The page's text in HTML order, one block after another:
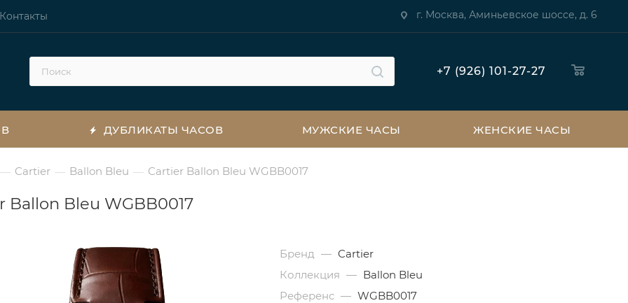
Контакты г. Москва, Аминьевское шоссе, д. 6
+7 (926) 101-27-27
ДУБЛИКАТЫ ЧАСОВ МУЖСКИЕ ЧАСЫ ЖЕНСКИЕ ЧАСЫ
— Cartier — Ballon Bleu — Cartier Ballon Bleu WGBB0017
Ballon Bleu WGBB0017
Бренд — Cartier
Коллекция — Ballon Bleu
Референс — WGBB0017